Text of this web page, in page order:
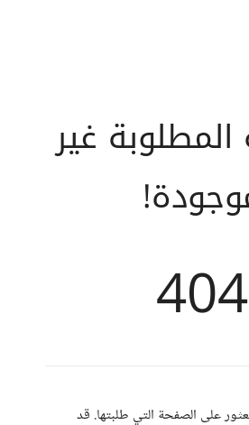
غير
404
على الصفحة التي طلبتها. قد